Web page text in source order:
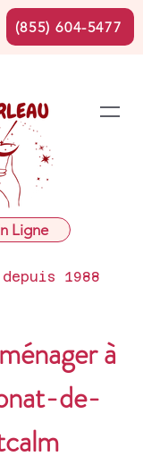
Ligne
1988
(855) 604-5477
à
de-